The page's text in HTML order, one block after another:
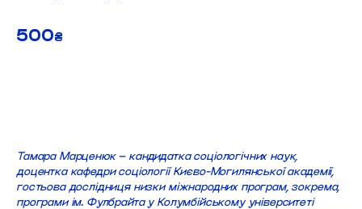
500₴
Тамара Марценюк – кандидатка соціологічних наук,
доцентка кафедри соціології Києво-Могилянської академії,
гостьова дослідниця низки міжнародних програм, зокрема,
програми ім. Фулбрайта у Колумбійському університеті